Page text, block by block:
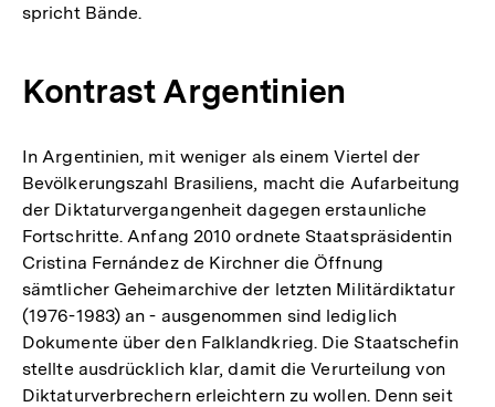
spricht Bände.
Kontrast Argentinien
In Argentinien, mit weniger als einem Viertel der
Bevölkerungszahl Brasiliens, macht die Aufarbeitung
der Diktaturvergangenheit dagegen erstaunliche
Fortschritte. Anfang 2010 ordnete Staatspräsidentin
Cristina Fernández de Kirchner die Öffnung
sämtlicher Geheimarchive der letzten Militärdiktatur
(1976-1983) an - ausgenommen sind lediglich
Dokumente über den Falklandkrieg. Die Staatschefin
stellte ausdrücklich klar, damit die Verurteilung von
Diktaturverbrechern erleichtern zu wollen. Denn seit